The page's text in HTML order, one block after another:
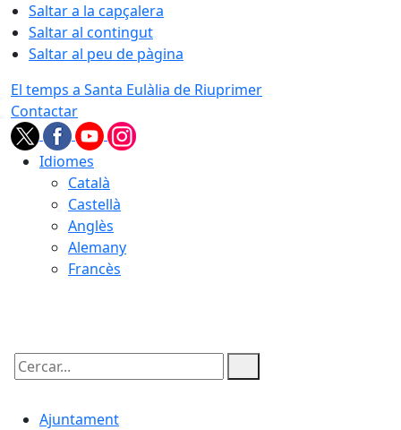
Saltar a la capçalera
Saltar al contingut
Saltar al peu de pàgina
El temps a Santa Eulàlia de Riuprimer
Contactar
Idiomes
Català
Castellà
Anglès
Alemany
Francès
Cercar:
Ajuntament